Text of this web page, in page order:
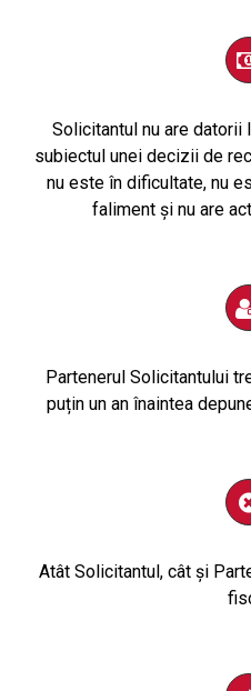
Solicitantul nu are datorii
subiectul unei decizii de
nu este în dificultate, nu
faliment și nu are
Partenerul Solicitantului
puțin un an înaintea
Atât Solicitantul, cât și